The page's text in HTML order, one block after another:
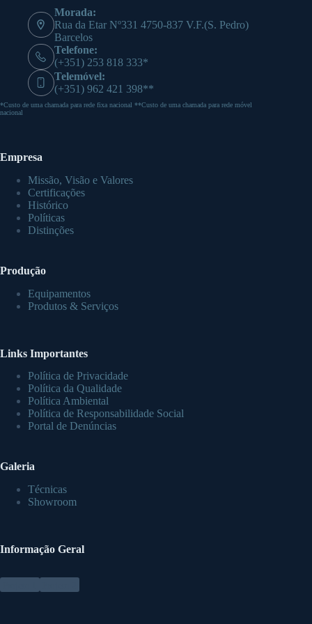
Morada:
Rua da Etar Nº331 4750-837 V.F.(S. Pedro)
Barcelos
Telefone:
(+351) 253 818 333*
Telemóvel:
(+351) 962 421 398**
*Custo de uma chamada para rede fixa nacional **Custo de uma chamada para rede móvel
nacional
Empresa
Missão, Visão e Valores
Certificações
Histórico
Políticas
Distinções
Produção
Equipamentos
Produtos & Serviços
Links Importantes
Política de Privacidade
Política da Qualidade
Política Ambiental
Política de Responsabilidade Social
Portal de Denúncias
Galeria
Técnicas
Showroom
Informação Geral